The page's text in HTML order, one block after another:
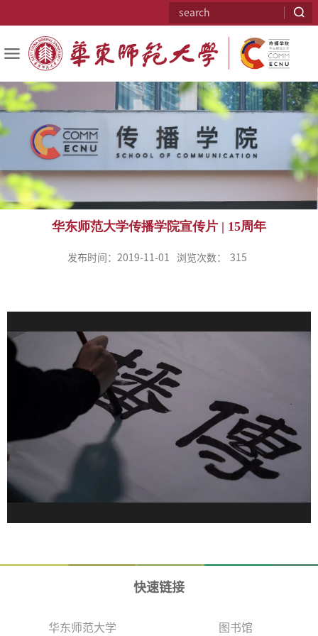
华东师范大学传播学院宣传片 | 15周年
发布时间：2019-11-01 浏览次数： 315
快速链接
华东师范大学 图书馆